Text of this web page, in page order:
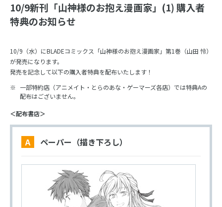
10/9新刊「山神様のお抱え漫画家」(1) 購入者
特典のお知らせ
10/9（水）にBLADEコミックス「山神様のお抱え漫画家」第1巻（山田 怜）
が発売になります。
発売を記念して以下の購入者特典を配布いたします！
一部特約店（アニメイト・とらのあな・ゲーマーズ各店）では特典Aの
配布はございません。
＜配布書店＞
A ペーパー（描き下ろし）